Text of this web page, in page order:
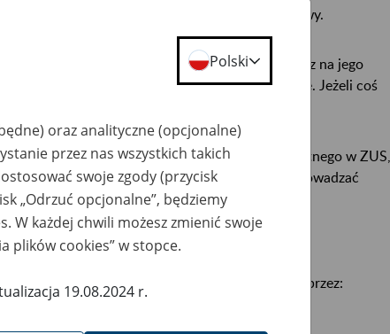
sprawdzić planowy termin załatwienia sprawy.
lub 800+ i przyznaliśmy Ci świadczenie, możesz na jego
Do kreatora pobiorą się wszystkie Twoje dane. Jeżeli coś
masz dzieci zgłoszone do ubezpieczenia zdrowotnego w ZUS,
Dzięki temu nie musisz tych informacji wprowadzać
wnioskiem, tzn. zobaczysz jego status;
które trafiły do ZUS różnymi kanałami, tj. przez:
Polski
oraz analityczne (opcjonalne)
przez nas wszystkich takich
swoje zgody (przycisk
„Odrzuć opcjonalne”, będziemy
W każdej chwili możesz zmienić swoje
plików cookies” w stopce.
19.08.2024 r.